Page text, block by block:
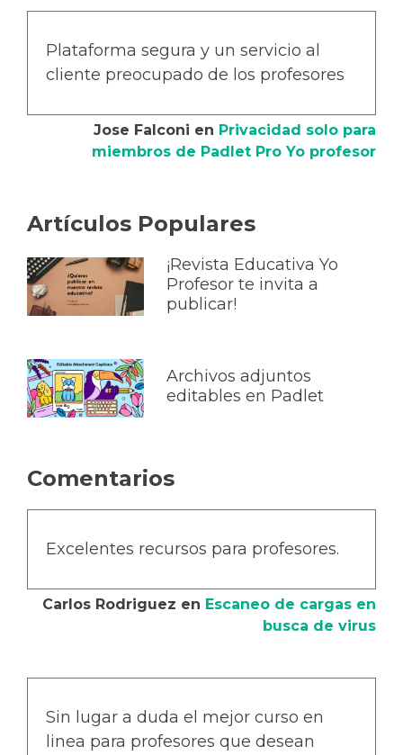
Plataforma segura y un servicio al
cliente preocupado de los profesores
Jose Falconi en Privacidad solo para
miembros de Padlet Pro Yo profesor
Artículos Populares
¡Revista Educativa Yo
Profesor te invita a
publicar!
Archivos adjuntos
editables en Padlet
Comentarios
Excelentes recursos para profesores.
Carlos Rodriguez en Escaneo de cargas en
busca de virus
Sin lugar a duda el mejor curso en
linea para profesores que desean